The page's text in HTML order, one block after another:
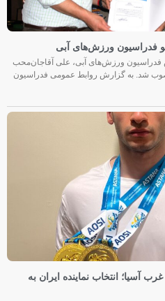
فدراسیون ورزش‌های آبی
ورزش‌های آبی، علی آقاجان‌محب
شد. به گزارش روابط عمومی فدراسیون
آسیا؛ انتخاب نماینده ایران به